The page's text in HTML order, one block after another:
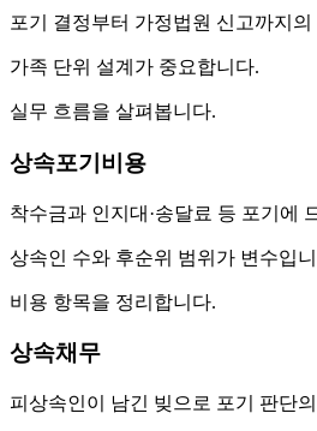
포기 결정부터 가정법원 신고까지
가족 단위 설계가 중요합니다.
실무 흐름을 살펴봅니다.
상속포기비용
착수금과 인지대·송달료 등 포기에
상속인 수와 후순위 범위가 변수입
비용 항목을 정리합니다.
상속채무
피상속인이 남긴 빚으로 포기 판단